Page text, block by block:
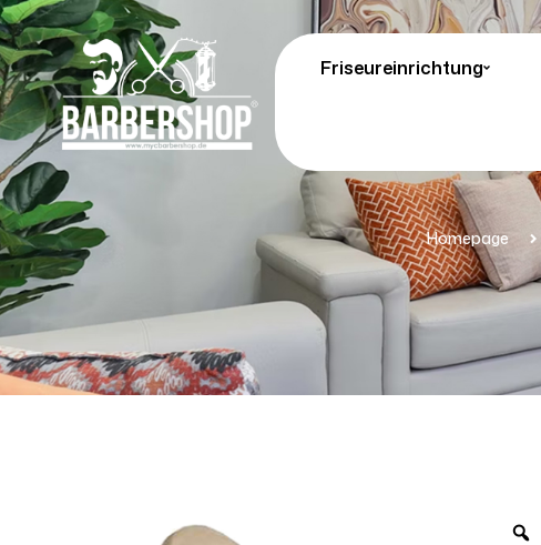
Friseureinrichtung
Homepage